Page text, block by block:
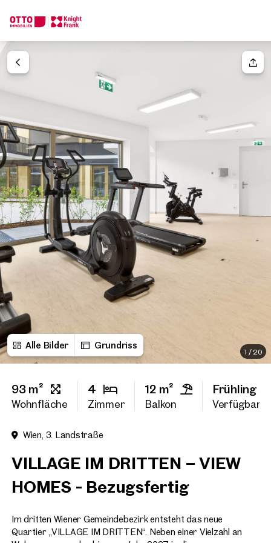
Alle Bilder Grundriss
1 /20
93 m²
Wohnfläche
4
Zimmer
12 m²
Balkon
Frühling
Wien, 3. Landstraße
VILLAGE IM DRITTEN – VIEW
HOMES - Bezugsfertig
Im dritten Wiener Gemeindebezirk entsteht das neue
Quartier „VILLAGE IM DRITTEN“. Neben einer Vielzahl an
Ihre Anfrage
Ihre Nachricht
Anrede
Bitte wählen
Titel (optional)
E-Mail Adresse
Rückruf-Service
Ich habe die AGB und
Ich möchte regelmäßig
GmbH die angegebenen
Wir finden Ihre
Traumimmobilie
Sagen Sie uns was Sie suchen und wir finden Ihre
Wie möchten Sie uns kontaktieren?
Online
Immobilie konfigurieren & finden lassen
Direkte:r Ansprechpartner:in
Anrufen oder Rückruf vereinbaren